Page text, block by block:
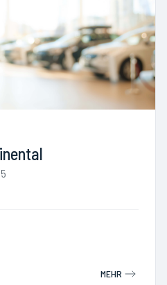
MEHR